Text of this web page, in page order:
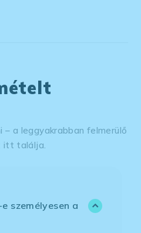
– a leggyakrabban felmerülő
itt találja.
személyesen a